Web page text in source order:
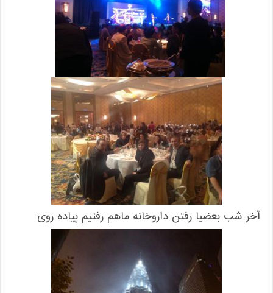
آخر شب بعضیا رفتن داروخانه ماهم رفتیم پیاده روی